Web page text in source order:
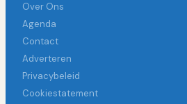
Over Ons
Agenda
Contact
Adverteren
Privacybeleid
Cookiestatement